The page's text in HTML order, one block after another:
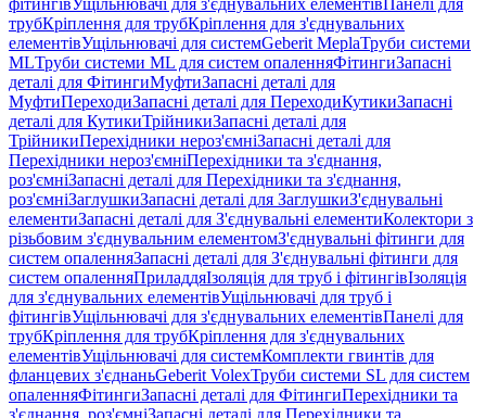
фітингівУщільнювачі для з'єднувальних елементівПанелі для
трубКріплення для трубКріплення для з'єднувальних
елементівУщільнювачі для системGeberit MeplaТруби системи
MLТруби системи ML для систем опаленняФітингиЗапасні
деталі для ФітингиМуфтиЗапасні деталі для
МуфтиПереходиЗапасні деталі для ПереходиКутикиЗапасні
деталі для КутикиТрійникиЗапасні деталі для
ТрійникиПерехідники нероз'ємніЗапасні деталі для
Перехідники нероз'ємніПерехідники та з'єднання,
роз'ємніЗапасні деталі для Перехідники та з'єднання,
роз'ємніЗаглушкиЗапасні деталі для ЗаглушкиЗ'єднувальні
елементиЗапасні деталі для З'єднувальні елементиКолектори з
різьбовим з'єднувальним елементомЗ'єднувальні фітинги для
систем опаленняЗапасні деталі для З'єднувальні фітинги для
систем опаленняПриладдяІзоляція для труб і фітингівІзоляція
для з'єднувальних елементівУщільнювачі для труб і
фітингівУщільнювачі для з'єднувальних елементівПанелі для
трубКріплення для трубКріплення для з'єднувальних
елементівУщільнювачі для системКомплекти гвинтів для
фланцевих з'єднаньGeberit VolexТруби системи SL для систем
опаленняФітингиЗапасні деталі для ФітингиПерехідники та
з'єднання, роз'ємніЗапасні деталі для Перехідники та